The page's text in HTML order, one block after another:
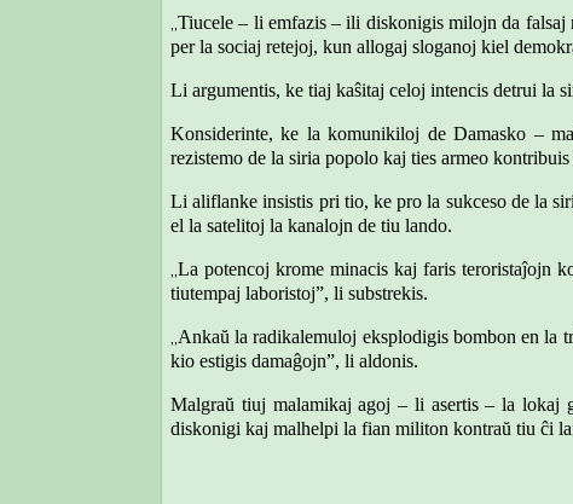
„Tiucele – li emfazis – ili diskonigis milojn da falsaj
per la sociaj retejoj, kun allogaj sloganoj kiel
Li argumentis, ke tiaj kaŝitaj celoj intencis detrui la
Konsiderinte, ke la komunikiloj de Damasko –
rezistemo de la siria popolo kaj ties armeo
Li aliflanke insistis pri tio, ke pro la sukceso de la
el la satelitoj la kanalojn de tiu lando.
„La potencoj krome minacis kaj faris teroristaĵojn
tiutempaj laboristoj”, li substrekis.
„Ankaŭ la radikalemuloj eksplodigis bombon en la
kio estigis damaĝojn”, li aldonis.
Malgraŭ tiuj malamikaj agoj – li asertis – la lokaj
diskonigi kaj malhelpi la fian militon kontraŭ tiu ĉi